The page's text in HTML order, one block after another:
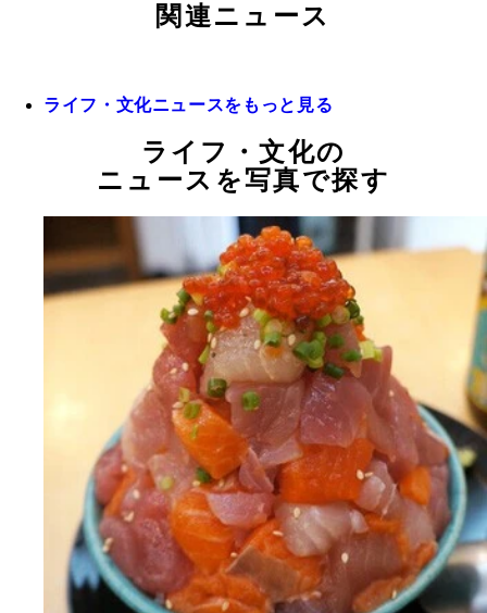
関連ニュース
ライフ・文化ニュースをもっと見る
ライフ・文化の
ニュースを写真で探す